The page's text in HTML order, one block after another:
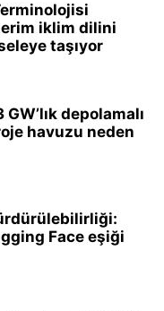
iklim dilini
taşıyor
depolamalı
havuzu neden
Face eşiği